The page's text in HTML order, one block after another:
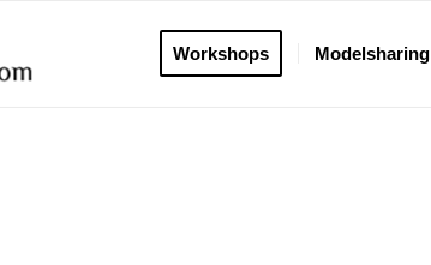
Workshops Modelsharing